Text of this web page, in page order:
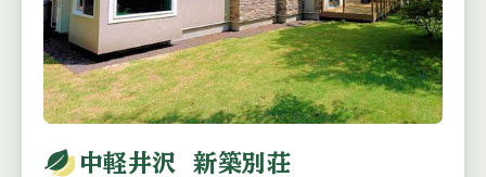
中軽井沢 新築別荘